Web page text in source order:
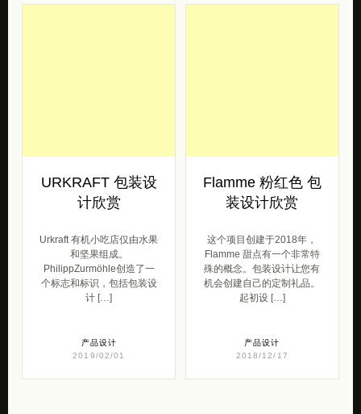
URKRAFT 包装设
计欣赏
Urkraft 有机小吃店仅由水果
和坚果组成。
PhilippZurmöhle创造了一
个标志和标识，包括包装设
计 […]
产品设计
2019/02/01
Flamme 粉红色 包
装设计欣赏
这个项目创建于2018年，
Flamme 甜点有一个非常特
殊的概念。包装设计让您有
机会创建自己的定制礼品。
起初设 […]
产品设计
2018/12/17